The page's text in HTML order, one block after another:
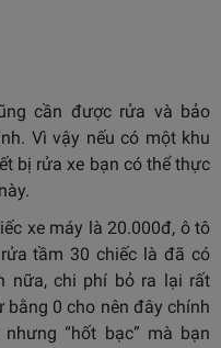
cần được rửa và bảo
Vì vậy nếu có một khu
bị rửa xe bạn có thể thực
xe máy là 20.000đ, ô tô
tầm 30 chiếc là đã có
nữa, chi phí bỏ ra lại rất
0 cho nên đây chính
“hốt bạc” mà bạn